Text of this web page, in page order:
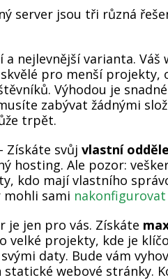
server jsou tři různá
a nejlevnější varianta. Váš
pro menší
Výhodou je
zabývat žádnými
trpět.
Získáte svůj vlastní
hosting. Ale pozor:
kdo mají vlastního
mohli sami nakonfigurovat
je jen pro vás. Získáte
velké projekty, kde je
daty. Bude vám
statické webové stránky.